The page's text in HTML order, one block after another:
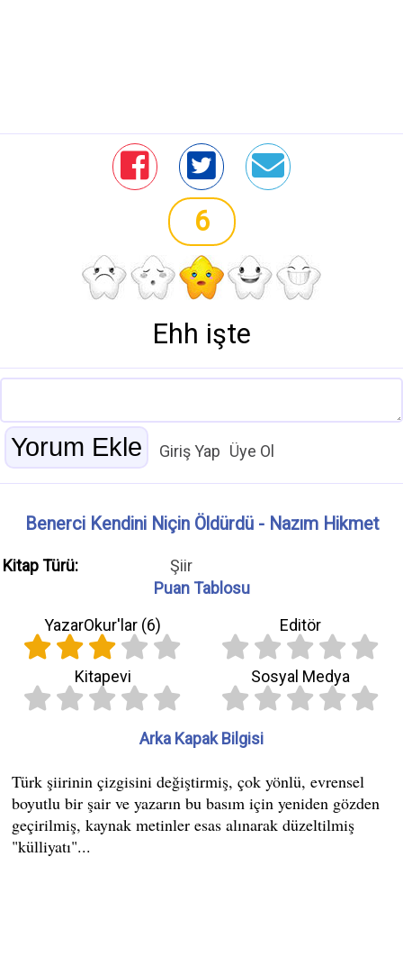
6
Ehh işte
Giriş Yap Üye Ol
Benerci Kendini Niçin Öldürdü - Nazım Hikmet
Kitap Türü:
Şiir
Puan Tablosu
YazarOkur'lar (6) Editör
Kitapevi Sosyal Medya
Arka Kapak Bilgisi